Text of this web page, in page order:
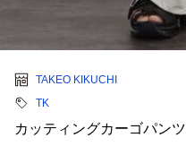
TAKEO KIKUCHI
TK
カッティングカーゴパンツ